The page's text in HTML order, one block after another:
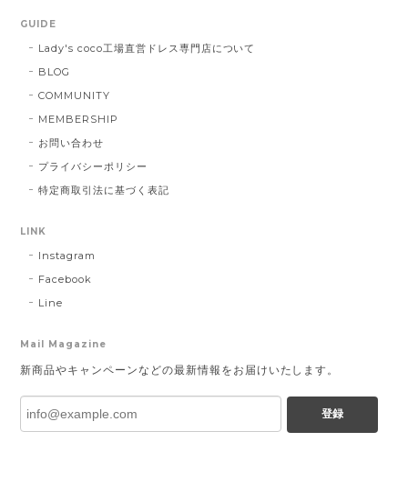
GUIDE
Lady's coco工場直営ドレス専門店について
BLOG
COMMUNITY
MEMBERSHIP
お問い合わせ
プライバシーポリシー
特定商取引法に基づく表記
LINK
Instagram
Facebook
Line
Mail Magazine
新商品やキャンペーンなどの最新情報をお届けいたします。
登録